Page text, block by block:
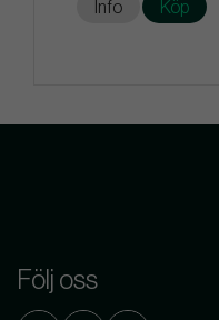
Info Köp
Följ oss